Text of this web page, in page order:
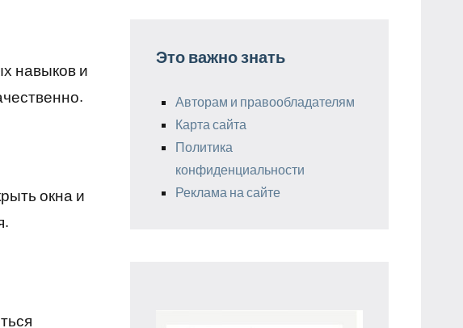
навыков и
окна и
Это важно знать
Авторам и правообладателям
Карта сайта
Политика
конфиденциальности
Реклама на сайте